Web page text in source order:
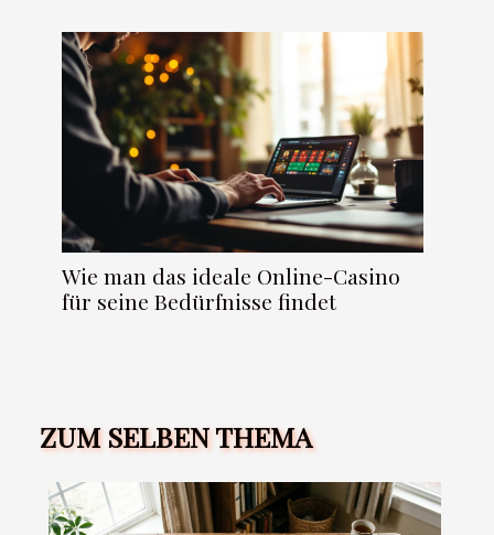
Wie man das ideale Online-Casino
für seine Bedürfnisse findet
ZUM SELBEN THEMA